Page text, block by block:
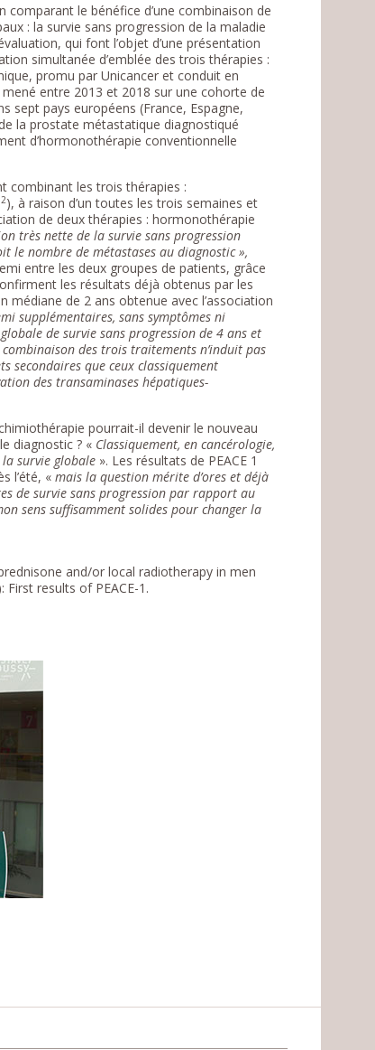
comparant le bénéfice d’une combinaison de
: la survie sans progression de la maladie
qui font l’objet d’une présentation
simultanée d’emblée des trois thérapies :
promu par Unicancer et conduit en
entre 2013 et 2018 sur une cohorte de
sept pays européens (France, Espagne,
la prostate métastatique diagnostiqué
d’hormonothérapie conventionnelle
combinant les trois thérapies :
2), à raison d’un toutes les trois semaines et
de deux thérapies : hormonothérapie
très nette de la survie sans progression
le nombre de métastases au diagnostic »,
entre les deux groupes de patients, grâce
les résultats déjà obtenus par les
médiane de 2 ans obtenue avec l’association
supplémentaires, sans symptômes ni
de survie sans progression de 4 ans et
des trois traitements n’induit pas
secondaires que ceux classiquement
des transaminases hépatiques-
pourrait-il devenir le nouveau
diagnostic ? « Classiquement, en cancérologie,
la survie globale ». Les résultats de PEACE 1
l’été, «mais la question mérite d’ores et déjà
de survie sans progression par rapport au
sens suffisamment solides pour changer la
and/or local radiotherapy in men
results of PEACE-1.